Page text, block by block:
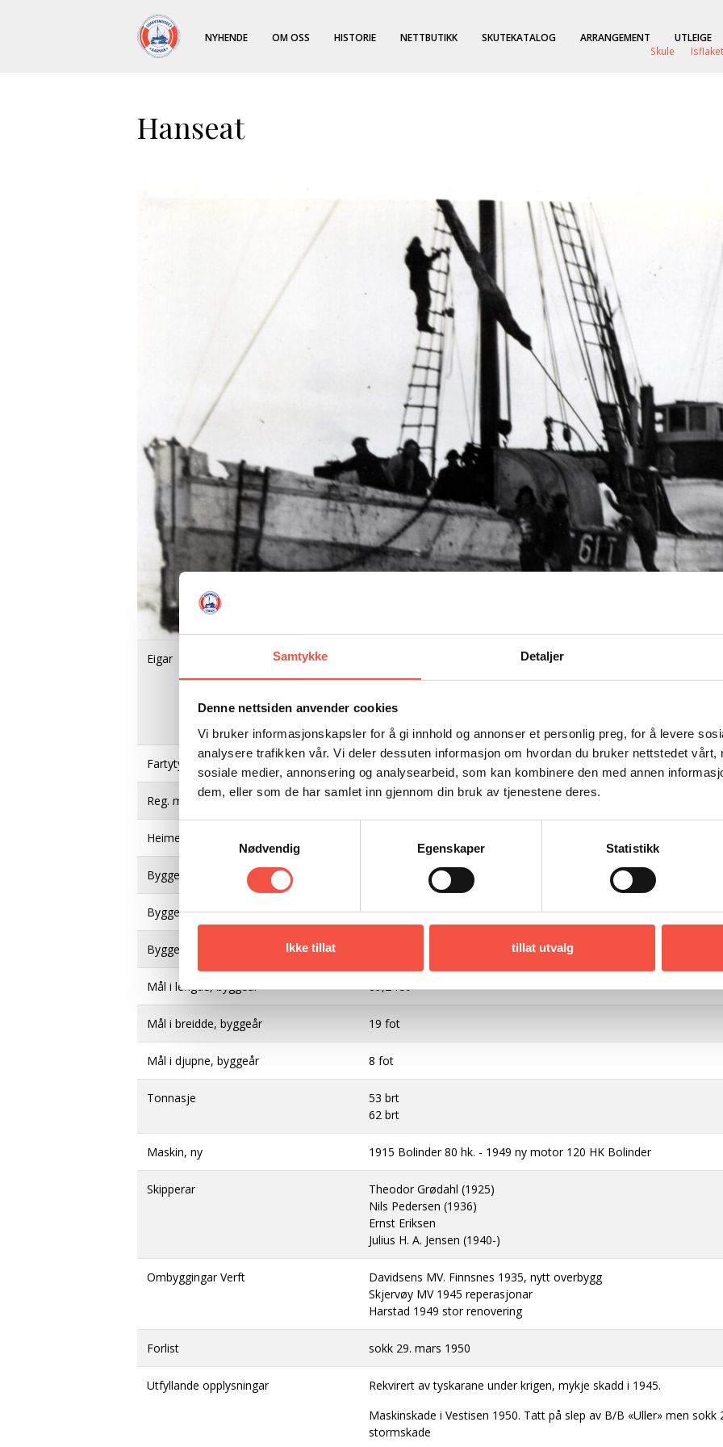
Samtykke Detaljer
Denne nettsiden anvender cookies
Vi bruker informasjonskapsler for å gi innhold og annonser et personlig preg, for å levere
analysere trafikken vår. Vi deler dessuten informasjon om hvordan du bruker nettstedet vårt,
sosiale medier, annonsering og analysearbeid, som kan kombinere den med annen
dem, eller som de har samlet inn gjennom din bruk av tjenestene deres.
Nødvendig
Egenskaper Statistikk
Ikke tillat tillat utvalg
NYHENDE OM OSS HISTORIE NETTBUTIKK SKUTEKATALOG ARRANGEMENT
UTLEIGE
Skule
Isflaket
Hanseat
Eigar
1907 Hans Absalonsen Toft, Glesvær/Bergen
1917 Karl Jakobsen, Tromsøysund
1928 Theodor Grødahl, Tromsø
1931 A/S Rieber & Co, Tromsø
Fartytype
Reg. merke T 61 T
Heimehamn
Byggeverft
Byggeår 1907
Byggematerial
Mål i lengde, byggeår 69,2 fot
Mål i breidde, byggeår 19 fot
Mål i djupne, byggeår 8 fot
Tonnasje
53 brt
62 brt
Maskin, ny 1915 Bolinder 80 hk. - 1949 ny motor 120 HK Bolinder
Skipperar
Theodor Grødahl (1925)
Nils Pedersen (1936)
Ernst Eriksen
Julius H. A. Jensen (1940-)
Ombyggingar Verft
Davidsens MV. Finnsnes 1935, nytt overbygg
Skjervøy MV 1945 reperasjonar
Harstad 1949 stor renovering
Forlist sokk 29. mars 1950
Utfyllande opplysningar
Rekvirert av tyskarane under krigen, mykje skadd i 1945.
Maskinskade i Vestisen 1950. Tatt på slep av B/B «Uller» men sokk
stormskade